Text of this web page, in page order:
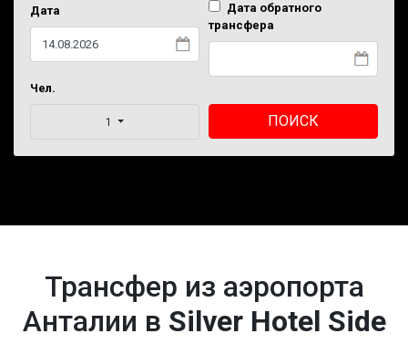
Дата
Дата обратного
трансфера
Чел.
1 ПОИСК
Трансфер из аэропорта
Анталии в Silver Hotel Side